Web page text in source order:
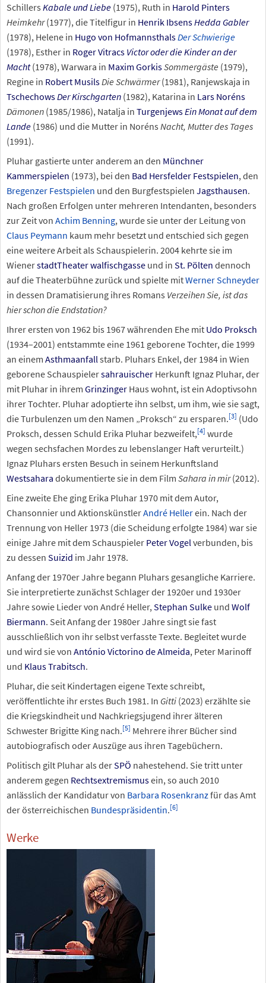
Schillers Kabale und Liebe (1975), Ruth in Harold Pinters
Heimkehr(1977), die Titelfigur in Henrik IbsensHedda Gabler
(1978), Helene in Hugo von HofmannsthalsDer Schwierige
(1978), Esther in Roger Vitracs Victor oder die Kinder an der
Macht(1978), Warwara in Maxim GorkisSommergäste (1979),
Regine in Robert MusilsDie Schwärmer(1981), Ranjewskaja in
TschechowsDer Kirschgarten (1982), Katarina in Lars Noréns
Dämonen (1985/1986), Natalja in TurgenjewsEin Monat auf dem
Lande (1986) und die Mutter in Noréns Nacht, Mutter des Tages
(1991).
Pluhar gastierte unter anderem an den Münchner
Kammerspielen (1973), bei den Bad Hersfelder Festspielen, den
Bregenzer Festspielen und den Burgfestspielen Jagsthausen.
Nach großen Erfolgen unter mehreren Intendanten, besonders
zur Zeit von Achim Benning, wurde sie unter der Leitung von
Claus Peymann kaum mehr besetzt und entschied sich gegen
eine weitere Arbeit als Schauspielerin. 2004 kehrte sie im
WienerstadtTheater walfischgasse und in St. Pölten dennoch
auf die Theaterbühne zurück und spielte mitWerner Schneyder
in dessen Dramatisierung ihres Romans Verzeihen Sie, ist das
hier schon die Endstation?
Ihrer ersten von 1962 bis 1967 währenden Ehe mit Udo Proksch
(1934–2001) entstammte eine 1961 geborene Tochter, die 1999
an einem Asthmaanfall starb. Pluhars Enkel, der 1984 in Wien
geborene Schauspielersahrauischer Herkunft Ignaz Pluhar, der
mit Pluhar in ihrem Grinzinger Haus wohnt, ist ein Adoptivsohn
ihrer Tochter. Pluhar adoptierte ihn selbst, um ihm, wie sie sagt,
die Turbulenzen um den Namen „Proksch“ zu ersparen.[3] (Udo
Proksch, dessen Schuld Erika Pluhar bezweifelt,[4] wurde
wegen sechsfachen Mordes zu lebenslanger Haft verurteilt.)
Ignaz Pluhars ersten Besuch in seinem Herkunftsland
Westsahara dokumentierte sie in dem Film Sahara in mir(2012).
Eine zweite Ehe ging Erika Pluhar 1970 mit dem Autor,
Chansonnier und AktionskünstlerAndré Hellerein. Nach der
Trennung von Heller 1973 (die Scheidung erfolgte 1984) war sie
einige Jahre mit dem Schauspieler Peter Vogel verbunden, bis
zu dessen Suizid im Jahr 1978.
Anfang der 1970er Jahre begann Pluhars gesangliche Karriere.
Sie interpretierte zunächst Schlager der 1920er und 1930er
Jahre sowie Lieder von André Heller, Stephan Sulke und Wolf
Biermann. Seit Anfang der 1980er Jahre singt sie fast
ausschließlich von ihr selbst verfasste Texte. Begleitet wurde
und wird sie von António Victorino de Almeida, Peter Marinoff
und Klaus Trabitsch.
Pluhar, die seit Kindertagen eigene Texte schreibt,
veröffentlichte ihr erstes Buch 1981. In Gitti (2023) erzählte sie
die Kriegskindheit und Nachkriegsjugend ihrer älteren
Schwester Brigitte King nach.[5] Mehrere ihrer Bücher sind
autobiografisch oder Auszüge aus ihren Tagebüchern.
Politisch gilt Pluhar als derSPÖ nahestehend. Sie tritt unter
anderem gegen Rechtsextremismusein, so auch 2010
anlässlich der Kandidatur von Barbara Rosenkranzfür das Amt
der österreichischen Bundespräsidentin.[6]
Werke